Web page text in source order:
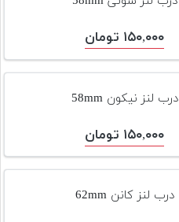
۱۵۰,۰۰۰ تومان
درب لنز نیکون 58mm
۱۵۰,۰۰۰ تومان
درب لنز کانن 62mm